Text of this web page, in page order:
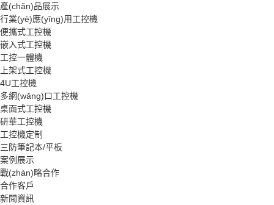
產(chǎn)品展示
行業(yè)應(yīng)用工控機
便攜式工控機
嵌入式工控機
工控一體機
上架式工控機
4U工控機
多網(wǎng)口工控機
桌面式工控機
研華工控機
工控機定制
三防筆記本/平板
案例展示
戰(zhàn)略合作
合作客戶
新聞資訊